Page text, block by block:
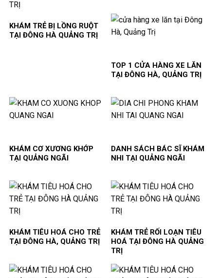
KHÁM TRẺ BỊ LỒNG RUỘT
TẠI ĐÔNG HÀ QUẢNG TRỊ
TOP 1 CỬA HÀNG XE LĂN
TẠI ĐÔNG HÀ, QUẢNG TRỊ
KHÁM CƠ XƯƠNG KHỚP
TẠI QUẢNG NGÃI
DANH SÁCH BÁC SĨ KHÁM
NHI TẠI QUẢNG NGÃI
KHÁM TIÊU HOÁ CHO TRẺ
TẠI ĐÔNG HÀ, QUẢNG TRỊ
KHÁM TRẺ RỐI LOẠN TIÊU
HOÁ TẠI ĐÔNG HÀ QUẢNG
TRỊ